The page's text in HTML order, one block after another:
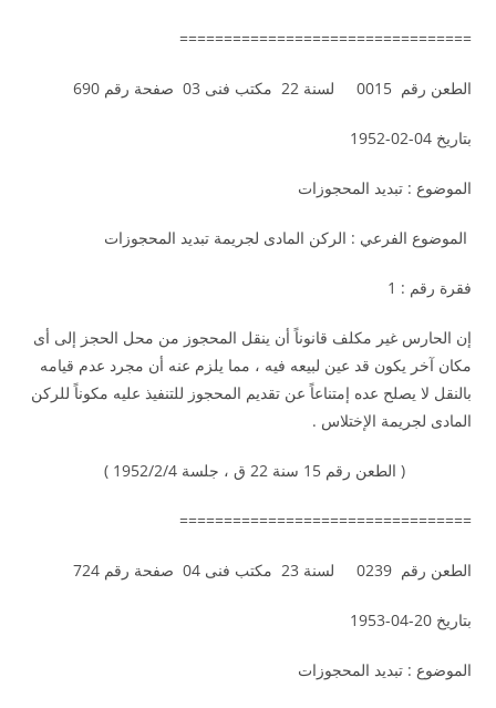
=================================
الطعن رقم 0015 لسنة 22 مكتب فنى 03 صفحة رقم 690
بتاريخ 04-02-1952
الموضوع : تبديد المحجوزات
الموضوع الفرعي : الركن المادى لجريمة تبديد المحجوزات
فقرة رقم : 1
إن الحارس غير مكلف قانوناً أن ينقل المحجوز من محل الحجز إلى أى
مكان آخر يكون قد عين لبيعه فيه ، مما يلزم عنه أن مجرد عدم قيامه
بالنقل لا يصلح عده إمتناعاً عن تقديم المحجوز للتنفيذ عليه مكوناً للركن
المادى لجريمة الإختلاس .
( الطعن رقم 15 سنة 22 ق ، جلسة 1952/2/4 )
=================================
الطعن رقم 0239 لسنة 23 مكتب فنى 04 صفحة رقم 724
بتاريخ 20-04-1953
الموضوع : تبديد المحجوزات